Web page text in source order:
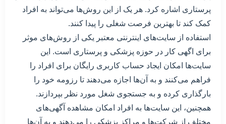
پرستاری اشاره کرد. هر یک از این روش‌ها می‌تواند به افراد
کمک کند تا بهترین فرصت شغلی را پیدا کنند.
استفاده از سایت‌های اینترنتی معتبر یکی از روش‌های موثر
برای اگهی کار در حوزه پزشکی و پرستاری است. این
سایت‌ها امکان ایجاد حساب کاربری رایگان برای افراد را
فراهم می‌کنند و به آن‌ها اجازه می‌دهند تا رزومه خود را
بارگذاری کرده و به جستجوی شغل مورد نظر بپردازند.
همچنین، این سایت‌ها به افراد امکان مشاهده آگهی‌های
مختلف از شرکت‌ها و مراکز پزشکی را می‌دهند و به آن‌ها